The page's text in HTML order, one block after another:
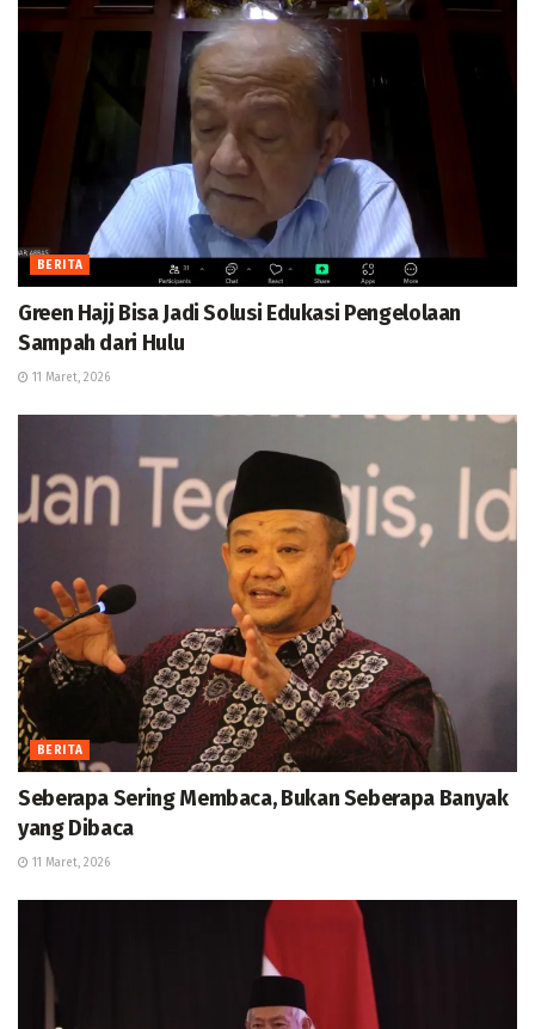
BERITA
Green Hajj Bisa Jadi Solusi Edukasi Pengelolaan
Sampah dari Hulu
11 Maret, 2026
BERITA
Seberapa Sering Membaca, Bukan Seberapa Banyak
yang Dibaca
11 Maret, 2026